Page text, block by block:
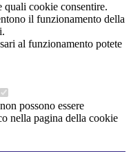
quali cookie consentire.
il funzionamento della
al funzionamento potete
possono essere
nella pagina della cookie